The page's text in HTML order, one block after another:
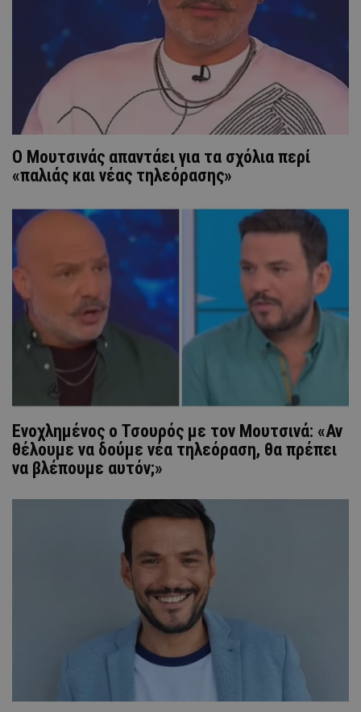
Ο Μουτσινάς απαντάει για τα σχόλια περί
«παλιάς και νέας τηλεόρασης»
Ενοχλημένος ο Τσουρός με τον Μουτσινά: «Αν
θέλουμε να δούμε νέα τηλεόραση, θα πρέπει
να βλέπουμε αυτόν;»